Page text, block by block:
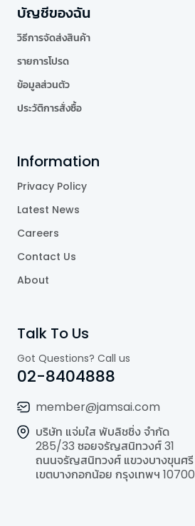
บัญชีของฉัน
วิธีการจัดส่งสินค้า
รายการโปรด
ข้อมูลส่วนตัว
ประวัติการสั่งซื้อ
Information
Privacy Policy
Latest News
Careers
Contact Us
About
Talk To Us
Got Questions? Call us
02-8404888
member@jamsai.com
บริษัท แจ่มใส พับลิชชิ่ง จำกัด
285/33 ซอยจรัญสนิทวงศ์ 31
ถนนจรัญสนิทวงศ์ แขวงบางขุนศรี
เขตบางกอกน้อย กรุงเทพฯ 10700